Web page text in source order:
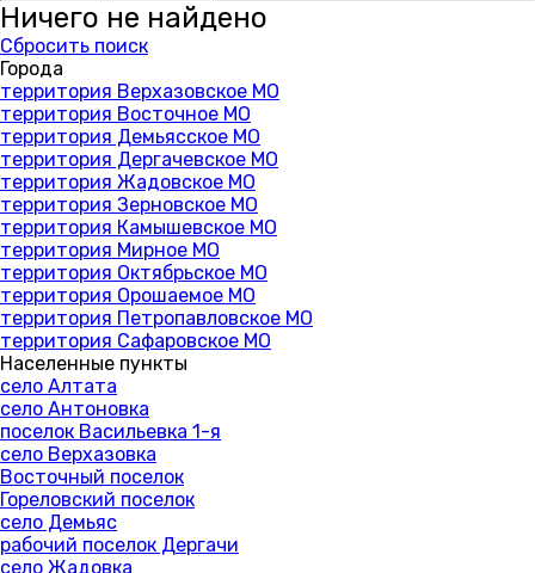
Ничего не найдено
Сбросить поиск
Города
территория Верхазовское МО
территория Восточное МО
территория Демьясское МО
территория Дергачевское МО
территория Жадовское МО
территория Зерновское МО
территория Камышевское МО
территория Мирное МО
территория Октябрьское МО
территория Орошаемое МО
территория Петропавловское МО
территория Сафаровское МО
Населенные пункты
село Алтата
село Антоновка
поселок Васильевка 1-я
село Верхазовка
Восточный поселок
Гореловский поселок
село Демьяс
рабочий поселок Дергачи
село Жадовка